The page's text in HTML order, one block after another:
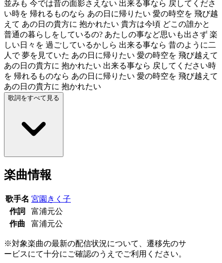
並みも 今では昔の面影さえない 出来る事なら 戻してくださ
い時を 帰れるものなら あの日に帰りたい 愛の時空を 飛び越
えて あの日の貴方に 抱かれたい 貴方は今頃 どこの誰かと
普通の暮らしをしているの? あたしの事など思いも出さず 楽
しい日々を 過ごしているかしら 出来る事なら 昔のように二
人で 夢を見ていた あの日に帰りたい 愛の時空を 飛び越えて
あの日の貴方に 抱かれたい 出来る事なら 戻してください時
を 帰れるものなら あの日に帰りたい 愛の時空を 飛び越えて
あの日の貴方に 抱かれたい
歌詞をすべて見る
楽曲情報
歌手名 宮園きく子
作詞
富浦元公
作曲
富浦元公
※対象楽曲の最新の配信状況について、遷移先のサ
ービスにて十分にご確認のうえでご利用ください。